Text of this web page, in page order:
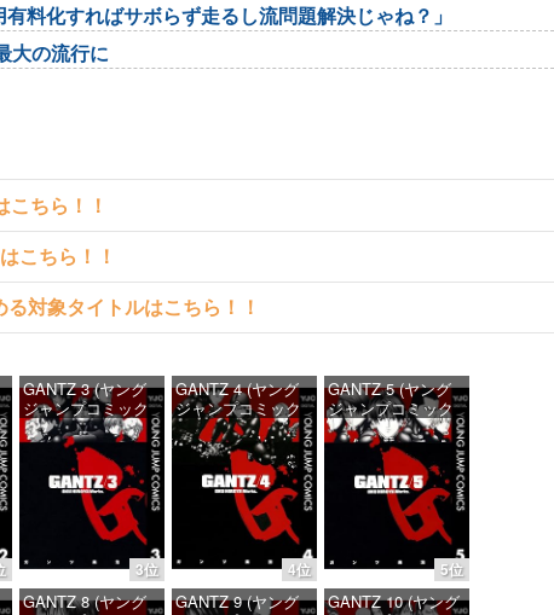
料化すればサボらず走るし流問題解決じゃね？」
大の流行に
ちら！！
こちら！！
対象タイトルはこちら！！
3位
GANTZ 3 (ヤング
ジャンプコミック
スDIGITAL)
価格：¥100
4位
GANTZ 4 (ヤング
ジャンプコミック
スDIGITAL)
価格：¥100
5位
GANTZ 5 (ヤング
ジャンプコミック
スDIGITAL)
価格：¥100
GANTZ 8 (ヤング
GANTZ 9 (ヤング
GANTZ 10 (ヤング